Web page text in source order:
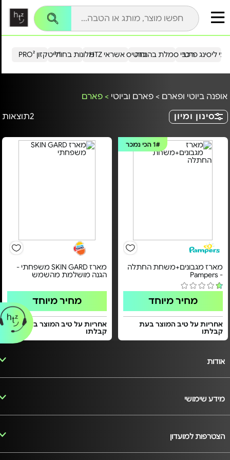
הייטקזון PRO²מלונות בחו"ל כרטיס אשראי HTZ ליסינג פרטירכבי סמלת בהנחה
אופנה ביוטי ופארם > פארם וביוטי > פארם
סינון ומיון
2תוצאות
1#הכי נמכר
מארז מגבונים+משחת החתלה
- Pampers
מחיר מיוחד
אחריות על טיב המוצר בעת
קבלתו
מארז SKIN GARD משפחתי -
הגנה מושלמת מהשמש
מחיר מיוחד
אחריות על טיב המוצר בעת
קבלתו
אודות
מידע שימושי
הצטרפות למועדון